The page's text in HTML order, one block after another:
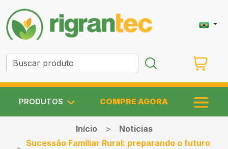
PRODUTOS COMPRE AGORA
Início
Noticias
Sucessão Familiar Rural: preparando o futuro